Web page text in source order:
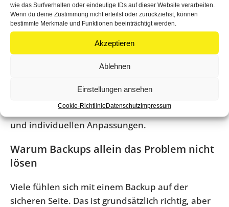
wie das Surfverhalten oder eindeutige IDs auf dieser Website verarbeiten.
Wenn du deine Zustimmung nicht erteilst oder zurückziehst, können
bestimmte Merkmale und Funktionen beeinträchtigt werden.
Akzeptieren
Ablehnen
Einstellungen ansehen
Cookie-RichtlinieDatenschutzImpressum
verlagert sie das Risiko lediglich in einen Moment,
in dem niemand direkt hinschaut.
geschäftlich genutzten Websites
das ein klassischer Fall von „kommt darauf an“.
Eine schlanke Unternehmensseite mit wenigen,
automatisieren als eine gewachsene Website mit
, Terminbuchung, Tracking, Cookie-Setup
und individuellen Anpassungen.
Warum Backups allein das Problem nicht
lösen
Viele fühlen sich mit einem Backup auf der
sicheren Seite. Das ist grundsätzlich richtig, aber